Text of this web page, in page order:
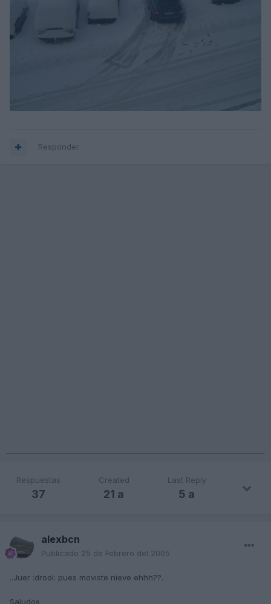
Responder
Respuestas
37
Created
21 a
Last Reply
5 a
alexbcn
Publicado 25 de Febrero del 2005
..Juer :drool: pues moviste nieve ehhh??.
Saludos